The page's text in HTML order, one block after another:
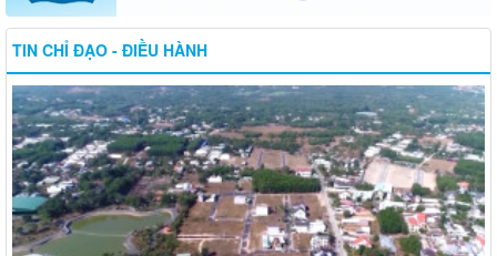
TIN CHỈ ĐẠO - ĐIỀU HÀNH